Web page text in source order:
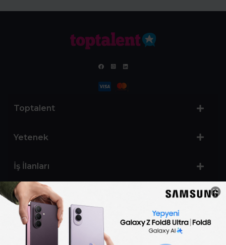
Toptalent
Yetenek
İş İlanları
Sertifika Programları
Yetenek Testleri